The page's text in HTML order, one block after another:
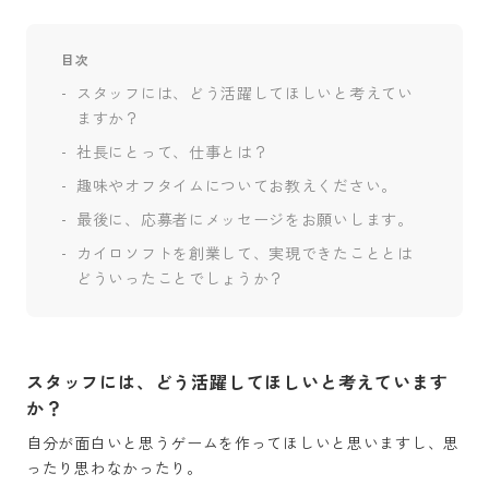
目次
スタッフには、どう活躍してほしいと考えてい
ますか？
社長にとって、仕事とは？
趣味やオフタイムについてお教えください。
最後に、応募者にメッセージをお願いします。
カイロソフトを創業して、実現できたこととは
どういったことでしょうか？
スタッフには、どう活躍してほしいと考えています
か？
自分が面白いと思うゲームを作ってほしいと思いますし、思